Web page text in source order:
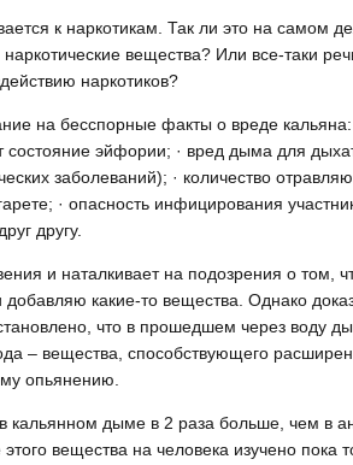
к наркотикам. Так ли это на самом
вещества? Или все-таки
наркотиков?
на бесспорные факты о вреде кальяна:
состояние эйфории; · вред дыма для
заболеваний); · количество
· опасность инфицирования
другу.
и наталкивает на подозрения о том,
какие-то вещества. Однако
что в прошедшем через воду
– вещества, способствующего
опьянению.
кальянном дыме в 2 раза больше, чем в
этого вещества на человека изучено пока